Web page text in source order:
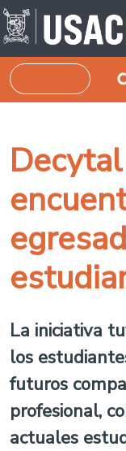
Pasar al contenido
Buscar
La iniciativa
los
futuros
profesional,
actuales